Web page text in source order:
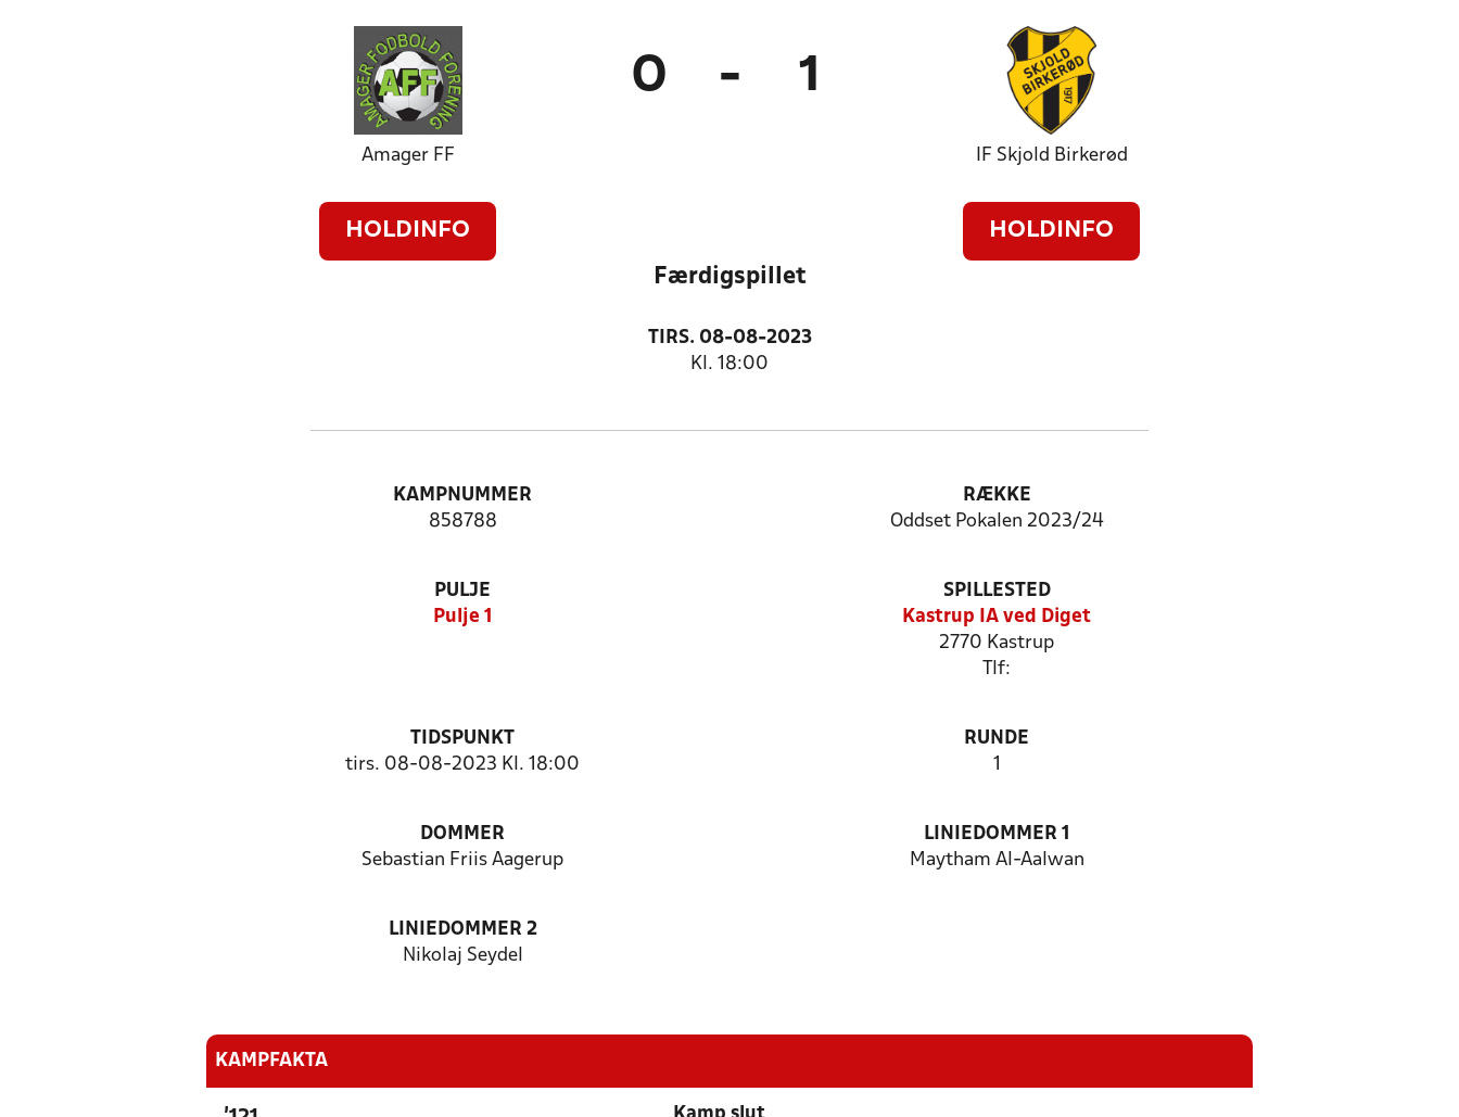
Amager FF
HOLDINFO
0 - 1
IF Skjold Birkerød
HOLDINFO
Færdigspillet
TIRS. 08-08-2023
Kl. 18:00
KAMPNUMMER
858788
RÆKKE
Oddset Pokalen 2023/24
PULJE
Pulje 1
SPILLESTED
Kastrup IA ved Diget
2770 Kastrup
Tlf:
TIDSPUNKT
tirs. 08-08-2023 Kl. 18:00
RUNDE
1
DOMMER
Sebastian Friis Aagerup
LINIEDOMMER 1
Maytham Al-Aalwan
LINIEDOMMER 2
Nikolaj Seydel
KAMPFAKTA